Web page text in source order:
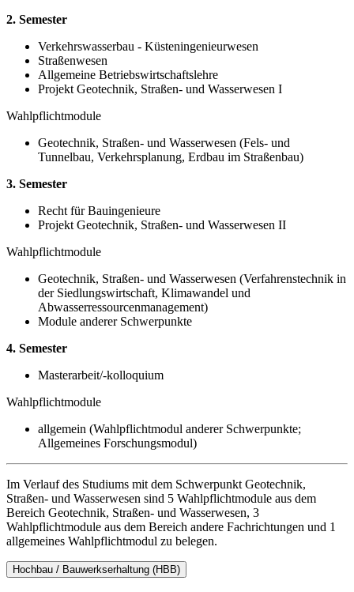
2. Semester
Verkehrswasserbau - Küsteningenieurwesen
Straßenwesen
Allgemeine Betriebswirtschaftslehre
Projekt Geotechnik, Straßen- und Wasserwesen I
Wahlpflichtmodule
Geotechnik, Straßen- und Wasserwesen (Fels- und
Tunnelbau, Verkehrsplanung, Erdbau im Straßenbau)
3. Semester
Recht für Bauingenieure
Projekt Geotechnik, Straßen- und Wasserwesen II
Wahlpflichtmodule
Geotechnik, Straßen- und Wasserwesen (Verfahrenstechnik in
der Siedlungswirtschaft, Klimawandel und
Abwasserressourcenmanagement)
Module anderer Schwerpunkte
4. Semester
Masterarbeit/-kolloquium
Wahlpflichtmodule
allgemein (Wahlpflichtmodul anderer Schwerpunkte;
Allgemeines Forschungsmodul)
Im Verlauf des Studiums mit dem Schwerpunkt Geotechnik,
Straßen- und Wasserwesen sind 5 Wahlpflichtmodule aus dem
Bereich Geotechnik, Straßen- und Wasserwesen, 3
Wahlpflichtmodule aus dem Bereich andere Fachrichtungen und 1
allgemeines Wahlpflichtmodul zu belegen.
Hochbau / Bauwerkserhaltung (HBB)